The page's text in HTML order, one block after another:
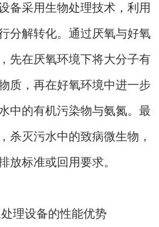
备采用生物处理技术，利用
分解转化。通过厌氧与好氧
先在厌氧环境下将大分子有
质，再在好氧环境中进一步
中的有机污染物与氨氮。最
杀灭污水中的致病微生物，
放标准或回用要求。
理设备的性能优势